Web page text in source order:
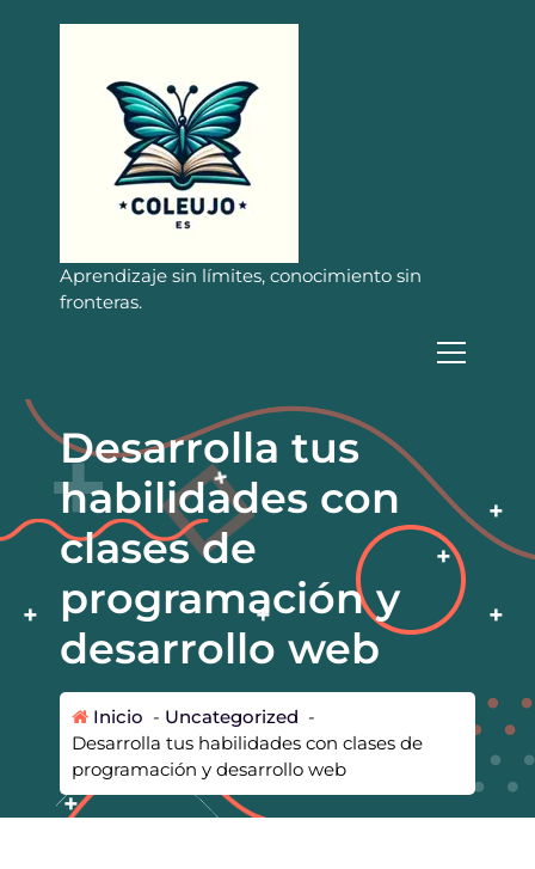
Aprendizaje sin límites, conocimiento sin
fronteras.
Desarrolla tus
habilidades con
clases de
programación y
desarrollo web
Inicio - Uncategorized -
Desarrolla tus habilidades con clases de
programación y desarrollo web